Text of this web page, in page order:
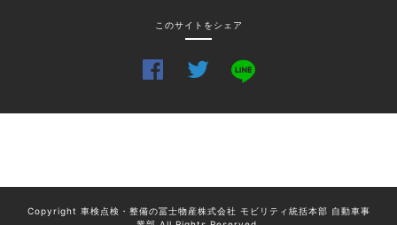
このサイトをシェア
Copyright 車検点検・整備の冨士物産株式会社 モビリティ統括本部 自動車事